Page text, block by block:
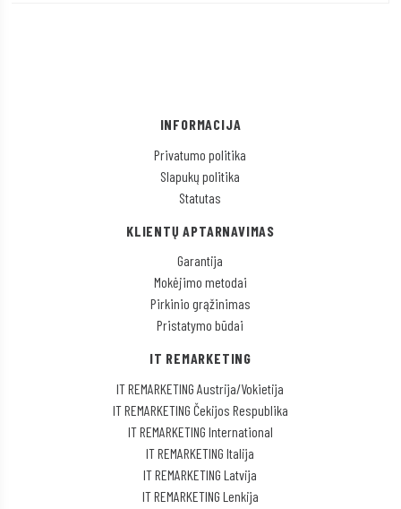
INFORMACIJA
Privatumo politika
Slapukų politika
Statutas
KLIENTŲ APTARNAVIMAS
Garantija
Mokėjimo metodai
Pirkinio grąžinimas
Pristatymo būdai
IT REMARKETING
IT REMARKETING Austrija/Vokietija
IT REMARKETING Čekijos Respublika
IT REMARKETING International
IT REMARKETING Italija
IT REMARKETING Latvija
IT REMARKETING Lenkija